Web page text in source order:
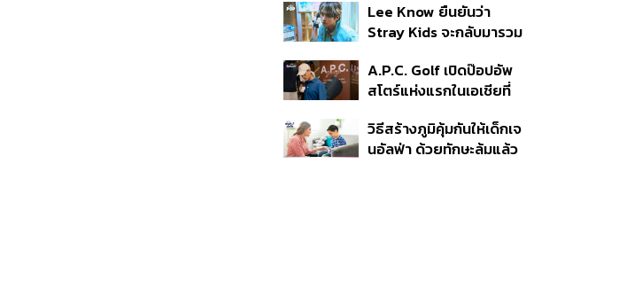
Wears Prada 2
Lee Know ยืนยันว่า
Stray Kids จะกลับมารวม
กรมรับใช้ชาติ
A.P.C. Golf เปิดป๊อปอัพ
สโตร์แห่งแรกในเอเชียที่
วิธีสร้างภูมิคุ้มกันให้เด็กเจ
นอัลฟ่า ด้วยทักษะล้มแล้ว